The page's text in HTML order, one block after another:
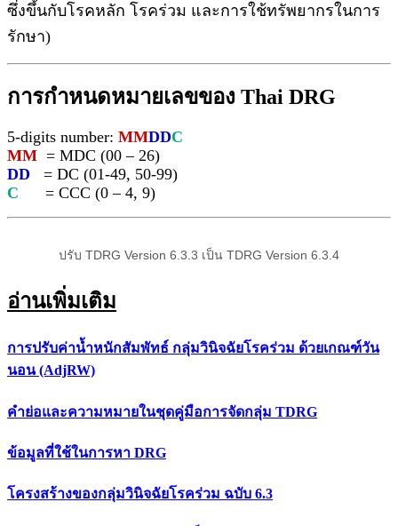
ซึ่งขึ้นกับโรคหลัก โรคร่วม และการใช้ทรัพยากรในการ
รักษา)
การกำหนดหมายเลขของ Thai DRG
5-digits number: MMDDC
MM = MDC (00 – 26)
DD
= DC (01-49, 50-99)
C = CCC (0 – 4, 9)
ปรับ TDRG Version 6.3.3 เป็น TDRG Version 6.3.4
อ่านเพิ่มเติม
การปรับค่าน้ำหนักสัมพัทธ์ กลุ่มวินิจฉัยโรคร่วม ด้วยเกณฑ์วัน
นอน (AdjRW)
คำย่อและความหมายในชุดคู่มือการจัดกลุ่ม TDRG
ข้อมูลที่ใช้ในการหา DRG
โครงสร้างของกลุ่มวินิจฉัยโรคร่วม ฉบับ 6.3